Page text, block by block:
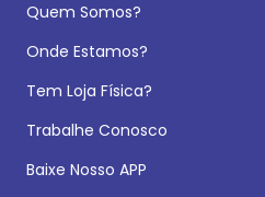
Quem Somos?
Onde Estamos?
Tem Loja Física?
Trabalhe Conosco
Baixe Nosso APP